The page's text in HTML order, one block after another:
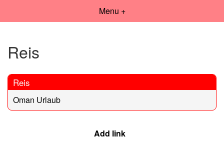
Menu +
Reis
Reis
Oman Urlaub
Add link